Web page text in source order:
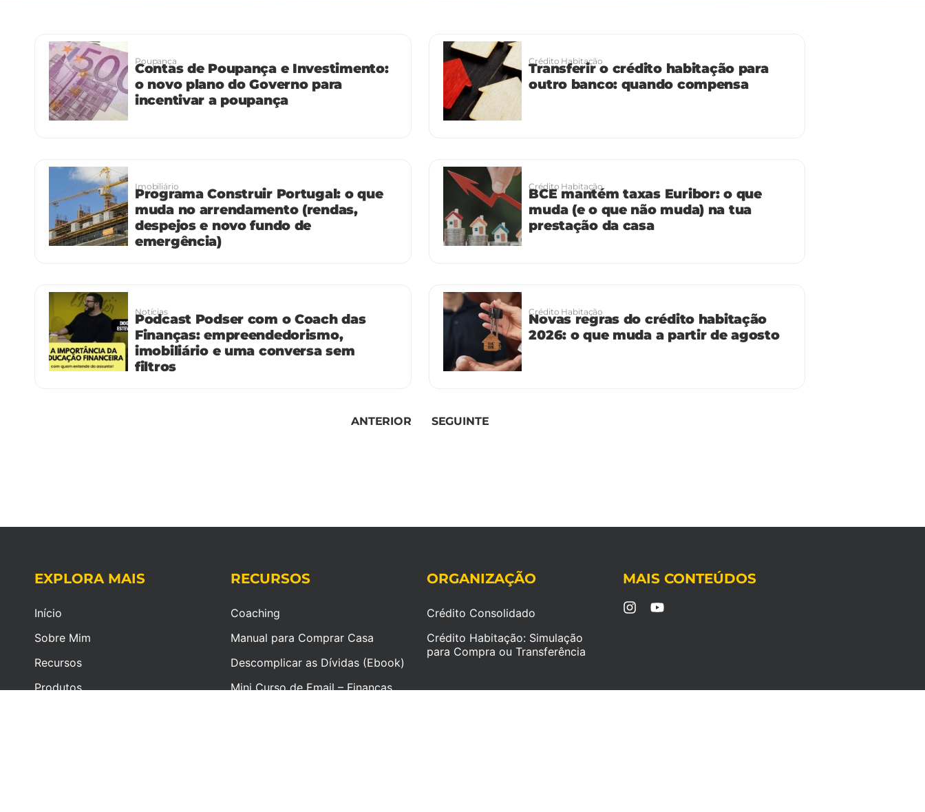
Poupança
Contas de Poupança e Investimento:
o novo plano do Governo para
incentivar a poupança
Crédito Habitação
Transferir o crédito habitação para
outro banco: quando compensa
Imobiliário
Programa Construir Portugal: o que
muda no arrendamento (rendas,
despejos e novo fundo de
emergência)
Crédito Habitação
BCE mantém taxas Euribor: o que
muda (e o que não muda) na tua
prestação da casa
Notícias
Podcast Podser com o Coach das
Finanças: empreendedorismo,
imobiliário e uma conversa sem
filtros
Crédito Habitação
Novas regras do crédito habitação
2026: o que muda a partir de agosto
ANTERIOR SEGUINTE
EXPLORA MAIS
Início
Sobre Mim
Recursos
Produtos
RECURSOS
Coaching
Manual para Comprar Casa
Descomplicar as Dívidas (Ebook)
Mini Curso de Email – Finanças
ORGANIZAÇÃO
Crédito Consolidado
Crédito Habitação: Simulação
para Compra ou Transferência
MAIS CONTEÚDOS